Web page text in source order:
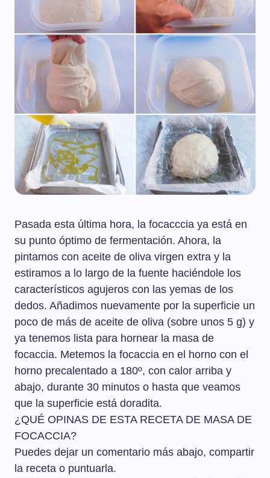
Pasada esta última hora, la focacccia ya está en
su punto óptimo de fermentación. Ahora, la
pintamos con aceite de oliva virgen extra y la
estiramos a lo largo de la fuente haciéndole los
característicos agujeros con las yemas de los
dedos. Añadimos nuevamente por la superficie un
poco de más de aceite de oliva (sobre unos 5 g) y
ya tenemos lista para hornear la masa de
focaccia. Metemos la focaccia en el horno con el
horno precalentado a 180º, con calor arriba y
abajo, durante 30 minutos o hasta que veamos
que la superficie está doradita.
¿QUÉ OPINAS DE ESTA RECETA DE MASA DE
FOCACCIA?
Puedes dejar un comentario más abajo, compartir
la receta o puntuarla.